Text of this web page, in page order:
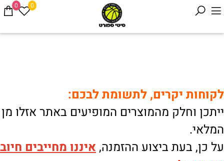
0 0
לקוחות יקרים, לתשומת לבכם:
ייתכן וחלק מהמוצרים המופיעים באתר אזלו מן
המלאי.
על כן, בעת ביצוע ההזמנה, איננו מחייבים חיוב